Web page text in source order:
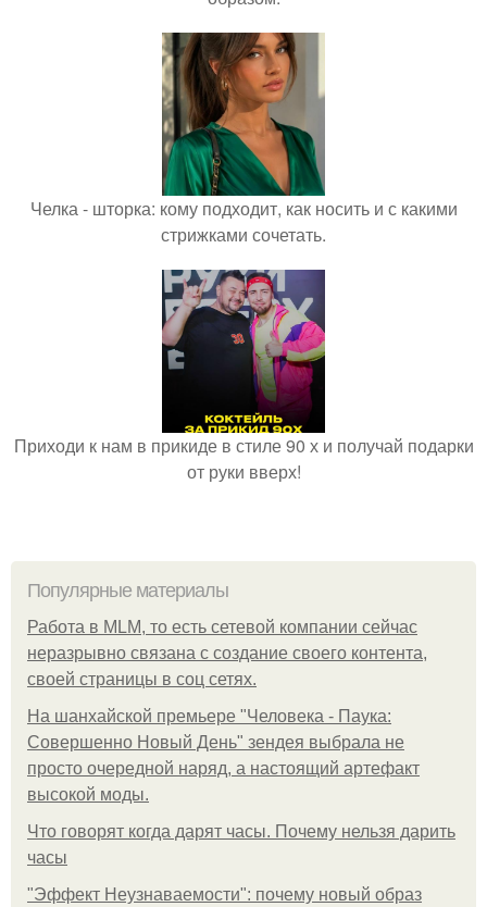
Челка - шторка: кому подходит, как носить и с какими
стрижками сочетать.
Приходи к нам в прикиде в стиле 90 х и получай подарки
от руки вверх!
Популярные материалы
Работа в MLM, то есть сетевой компании сейчас
неразрывно связана с создание своего контента,
своей страницы в соц сетях.
На шанхайской премьере "Человека - Паука:
Совершенно Новый День" зендея выбрала не
просто очередной наряд, а настоящий артефакт
высокой моды.
Что говорят когда дарят часы. Почему нельзя дарить
часы
"Эффект Неузнаваемости": почему новый образ